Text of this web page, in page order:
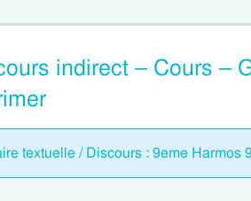
indirect – Cours –
textuelle / Discours : 9eme Harmos